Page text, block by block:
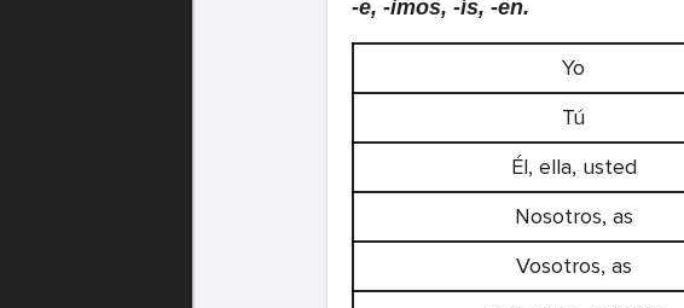
-e, -imos, -ís, -en.
Yo
Tú
Él, ella, usted
Nosotros, as
Vosotros, as